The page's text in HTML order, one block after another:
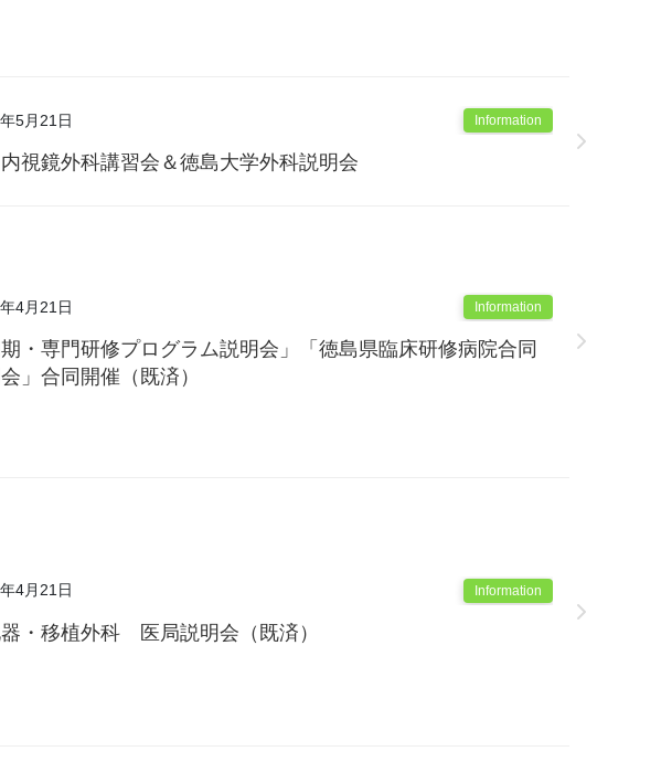
5月21日 Information
視鏡外科講習会＆徳島大学外科説明会
4月21日 Information
期・専門研修プログラム説明会」「徳島県臨床研修病院合同
」合同開催（既済）
4月21日 Information
・移植外科 医局説明会（既済）